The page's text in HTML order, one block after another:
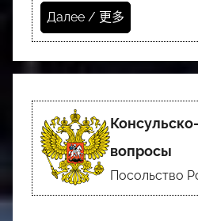
Далее / 更多
вопросы
Посольство